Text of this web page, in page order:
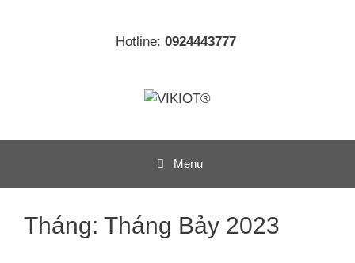
Hotline: 0924443777
Menu
Tháng: Tháng Bảy 2023